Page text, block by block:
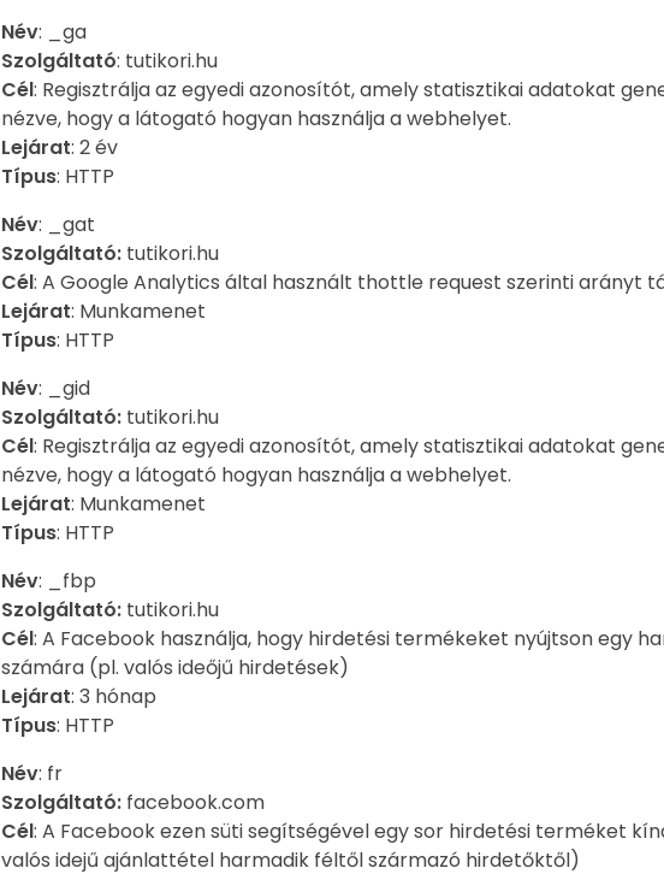
Név: _ga
Szolgáltató: tutikori.hu
Cél: Regisztrálja az egyedi azonosítót, amely statisztikai adatokat
nézve, hogy a látogató hogyan használja a webhelyet.
Lejárat: 2 év
Típus: HTTP
Név: _gat
Szolgáltató: tutikori.hu
Cél: A Google Analytics által használt thottle request szerinti arányt
Lejárat: Munkamenet
Típus: HTTP
Név: _gid
Szolgáltató: tutikori.hu
Cél: Regisztrálja az egyedi azonosítót, amely statisztikai adatokat
nézve, hogy a látogató hogyan használja a webhelyet.
Lejárat: Munkamenet
Típus: HTTP
Név: _fbp
Szolgáltató: tutikori.hu
Cél: A Facebook használja, hogy hirdetési termékeket nyújtson egy
számára (pl. valós ideőjű hirdetések)
Lejárat: 3 hónap
Típus: HTTP
Név: fr
Szolgáltató: facebook.com
Cél: A Facebook ezen süti segítségével egy sor hirdetési terméket
valós idejű ajánlattétel harmadik féltől származó hirdetőktől)